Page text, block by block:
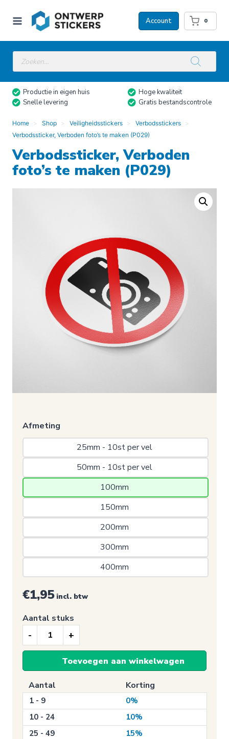
naar
Account 0
Producten
zoeken
Productie in eigen huis
Hoge kwaliteit
Snelle levering
Gratis bestandscontrole
Home Shop Veiligheidsstickers
Verbodsstickers
Verbodssticker, Verboden foto’s te maken (P029)
Verbodssticker, Verboden
foto’s te maken (P029)
Afmeting
25mm - 10st per vel
50mm - 10st per vel
100mm
150mm
200mm
300mm
400mm
€1,95 incl. btw
Verbodssticker,
Verboden
foto's
maken
(P029)
aantal
Aantal stuks
Toevoegen aan winkelwagen
Aantal Korting
1 - 9
0%
10 - 24
10%
25 - 49
15%